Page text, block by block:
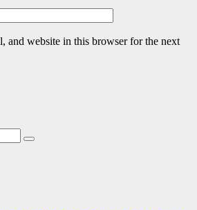
and website in this browser for the next